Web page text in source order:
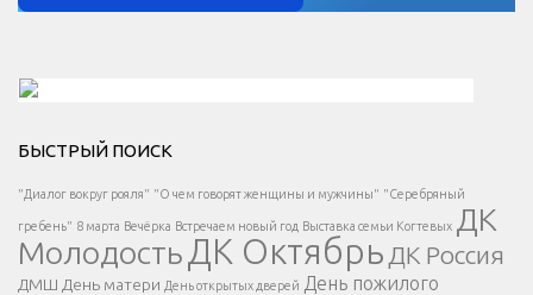
Есть вопрос?
Напишите нам
</span >
БЫСТРЫЙ ПОИСК
"Диалог вокруг рояля" "О чем говорят женщины и мужчины" "Серебряный
гребень" 8 марта Вечёрка Встречаем новый год Выставка семьи Когтевых ДК
МолодостьДК Октябрь ДК Россия
ДМШ День матери День открытых дверей День пожилого